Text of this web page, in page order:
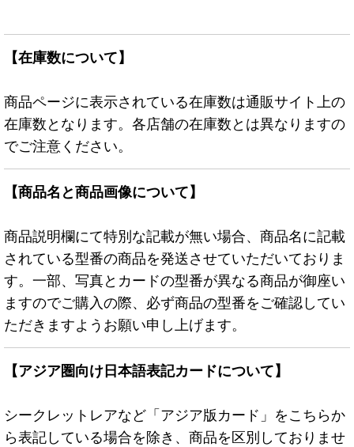
【在庫数について】
商品ページに表示されている在庫数は通販サイト上の
在庫数となります。各店舗の在庫数とは異なりますの
でご注意ください。
【商品名と商品画像について】
商品説明欄にて特別な記載が無い場合、商品名に記載
されている型番の商品を発送させていただいておりま
す。一部、写真とカードの型番が異なる商品が御座い
ますのでご購入の際、必ず商品の型番をご確認してい
ただきますようお願い申し上げます。
【アジア圏向け日本語表記カードについて】
シークレットレアなど「アジア版カード」をこちらか
ら表記している場合を除き、商品を区別しておりませ